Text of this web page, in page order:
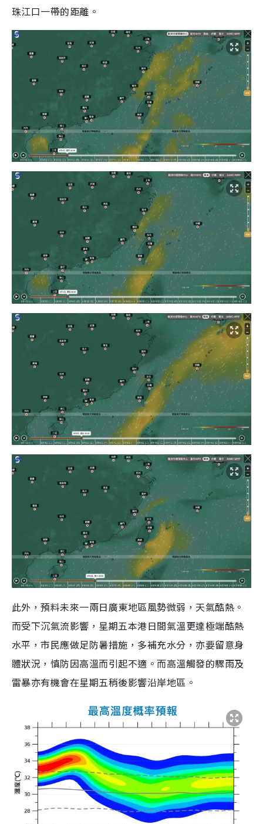
珠江口一帶的距離。
此外，預料未來一兩日廣東地區風勢微弱，天氣酷熱。
而受下沉氣流影響，星期五本港日間氣溫更達極端酷熱
水平，市民應做足防暑措施，多補充水分，亦要留意身
體狀況，慎防因高溫而引起不適。而高溫觸發的驟雨及
雷暴亦有機會在星期五稍後影響沿岸地區。